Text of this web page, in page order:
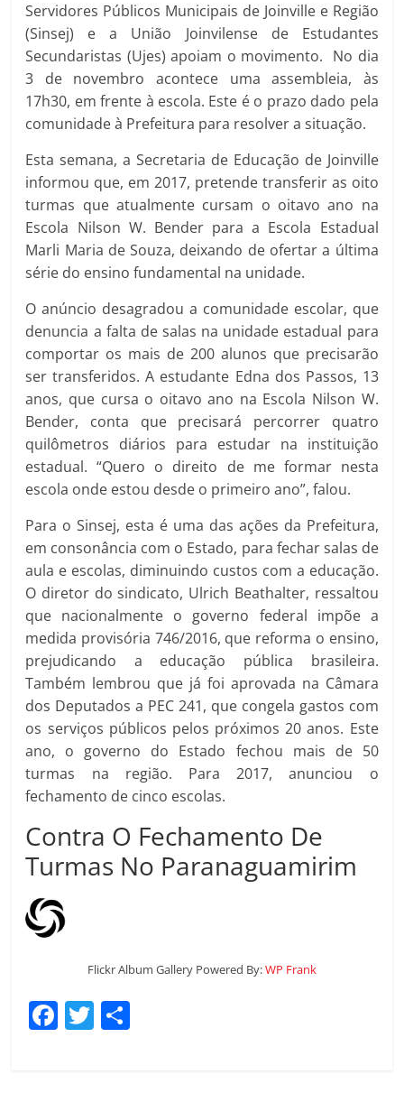
Servidores Públicos Municipais de Joinville e Região
(Sinsej) e a União Joinvilense de Estudantes
Secundaristas (Ujes) apoiam o movimento. No dia
3 de novembro acontece uma assembleia, às
17h30, em frente à escola. Este é o prazo dado pela
comunidade à Prefeitura para resolver a situação.
Esta semana, a Secretaria de Educação de Joinville
informou que, em 2017, pretende transferir as oito
turmas que atualmente cursam o oitavo ano na
Escola Nilson W. Bender para a Escola Estadual
Marli Maria de Souza, deixando de ofertar a última
série do ensino fundamental na unidade.
O anúncio desagradou a comunidade escolar, que
denuncia a falta de salas na unidade estadual para
comportar os mais de 200 alunos que precisarão
ser transferidos. A estudante Edna dos Passos, 13
anos, que cursa o oitavo ano na Escola Nilson W.
Bender, conta que precisará percorrer quatro
quilômetros diários para estudar na instituição
estadual. “Quero o direito de me formar nesta
escola onde estou desde o primeiro ano”, falou.
Para o Sinsej, esta é uma das ações da Prefeitura,
em consonância com o Estado, para fechar salas de
aula e escolas, diminuindo custos com a educação.
O diretor do sindicato, Ulrich Beathalter, ressaltou
que nacionalmente o governo federal impõe a
medida provisória 746/2016, que reforma o ensino,
prejudicando a educação pública brasileira.
Também lembrou que já foi aprovada na Câmara
dos Deputados a PEC 241, que congela gastos com
os serviços públicos pelos próximos 20 anos. Este
ano, o governo do Estado fechou mais de 50
turmas na região. Para 2017, anunciou o
fechamento de cinco escolas.
Contra O Fechamento De
Turmas No Paranaguamirim
Flickr Album Gallery Powered By:WP Frank
F T